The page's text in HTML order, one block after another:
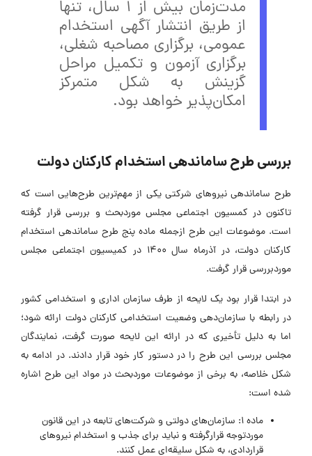
مدت‌زمان بیش از 1 سال، تنها
از طریق انتشار آگهی استخدام
عمومی، برگزاری مصاحبه شغلی،
برگزاری آزمون و تکمیل مراحل
گزینش به شکل متمرکز
امکان‌پذیر خواهد بود.
بررسی طرح ساماندهی استخدام کارکنان دولت
طرح ساماندهی نیروهای شرکتی یکی از مهم‌ترین طرح‌هایی است که
تاکنون در کمسیون اجتماعی مجلس موردبحث و بررسی قرار گرفته
است. موضوعات این طرح ازجمله ماده پنج طرح ساماندهی استخدام
کارکنان دولت، در آذرماه سال 1400 در کمیسیون اجتماعی مجلس
موردبررسی قرار گرفت.
در ابتدا قرار بود یک لایحه از طرف سازمان اداری و استخدامی کشور
در رابطه با سازمان‌دهی وضعیت استخدامی کارکنان دولت ارائه شود؛
اما به دلیل تأخیری که در ارائه این لایحه صورت گرفت، نمایندگان
مجلس بررسی این طرح را در دستور کار خود قرار دادند. در ادامه به
شکل خلاصه، به برخی از موضوعات موردبحث در مواد این طرح اشاره
شده است:
ماده 1: سازمان‌های دولتی و شرکت‌های تابعه در این قانون
موردتوجه قرارگرفته و نباید برای جذب و استخدام نیروهای
قراردادی، به شکل سلیقه‌ای عمل کنند.